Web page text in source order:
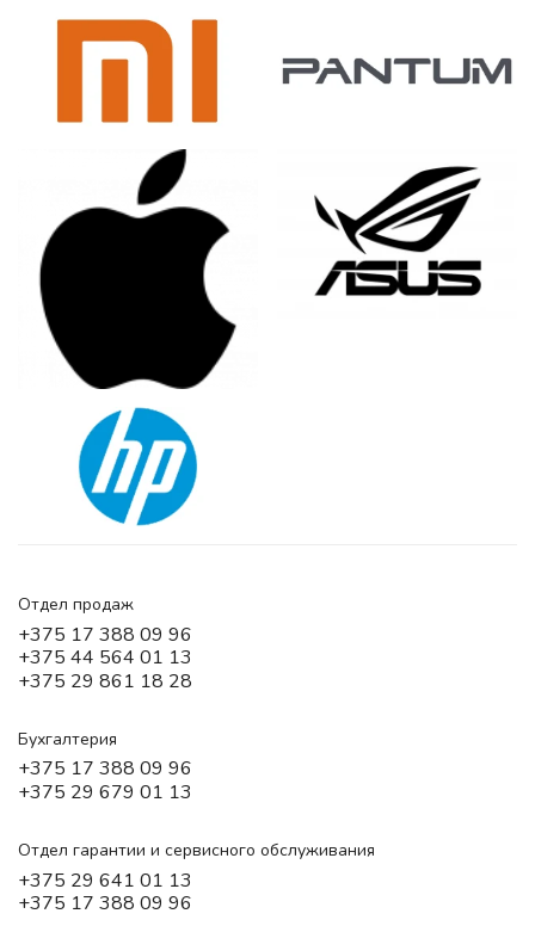
Отдел продаж
+375 17 388 09 96
+375 44 564 01 13
+375 29 861 18 28
Бухгалтерия
+375 17 388 09 96
+375 29 679 01 13
Отдел гарантии и сервисного обслуживания
+375 29 641 01 13
+375 17 388 09 96